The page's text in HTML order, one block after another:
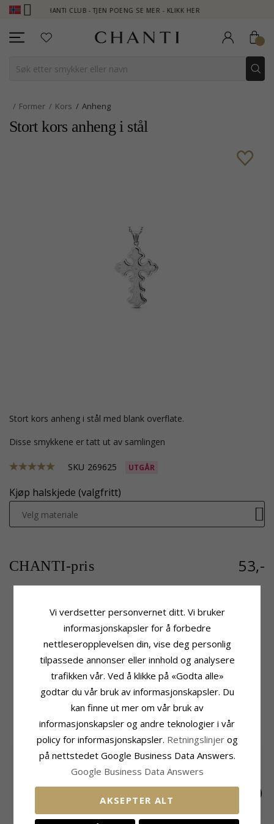
CHANTI CLUB - TJEN POENG SE MER - KLIKK HER
Former Kors Anheng
Stort kors anheng i stål
stort kors anheng i stål med blank overflate.
Disse smykkene er tatt ut av samlingen
SKU 269625 UTGÅR
Kjøp halskjede (valgfritt)
Velg materiale
CHANTI-pris 53,-
Produktinformasjon
Stort
Kors
Anheng:Anheng
Edelmetall:
Stål
Leveringstid
Leveringstid: Ca. 5-10 Hverdager
KATEGORIEN
Vi verdsetter personvernet ditt. Vi bruker
informasjonskapsler for å forbedre
nettleseropplevelsen din, vise deg personlig
tilpassede annonser eller innhold og analysere
trafikken vår. Ved å klikke på «Godta alle»
godtar du vår bruk av informasjonskapsler. Du
kan finne ut mer om vår bruk av
informasjonskapsler og andre teknologier i vår
policy for informasjonskapsler. Retningslinjer og
på nettstedet Google Business Data Answers.
Google Business Data Answers
AKSEPTER ALT